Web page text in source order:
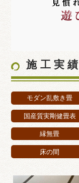
施工実
モダン乱敷き畳
国産質実剛健畳表
縁無畳
床の間